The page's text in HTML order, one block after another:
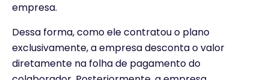
empresa.
Dessa forma, como ele contratou o plano
exclusivamente, a empresa desconta o valor
diretamente na folha de pagamento do